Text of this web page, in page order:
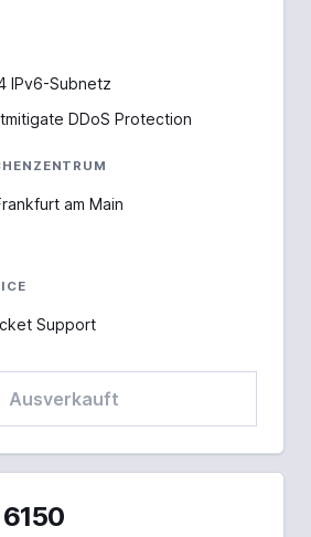
IPv6-Subnetz
DDoS Protection
am Main
Support
Ausverkauft